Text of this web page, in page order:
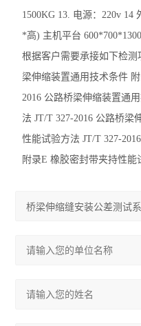
泥浆三件套
震击式标准振筛机
表面振动压实仪
路面材料强度试验仪
1500KG 13. 电源：220v 14
*高) 主机平台
根据客户需要承接如下检测
梁伸缩装置通用技术条件
2016 公路桥梁伸缩装置通
法 JT/T 327-2016 公路桥
性能试验方法 JT/T 327-
附录E 橡胶密封带夹持性能